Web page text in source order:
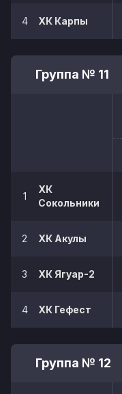
4 ХК Карпы
Группа № 11
1
ХК
Сокольники
2 ХК Акулы
3 ХК Ягуар-2
4 ХК Гефест
Группа № 12